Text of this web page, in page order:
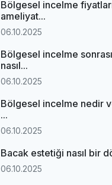
Bölgesel incelme
ameliyat...
06.10.2025
Bölgesel incelme
nasıl...
06.10.2025
Bölgesel incelme nedir
...
06.10.2025
Bacak estetiği nasıl bir
06.10.2025